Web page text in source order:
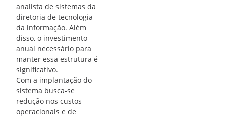
analista de sistemas da
diretoria de tecnologia
da informação. Além
disso, o investimento
anual necessário para
manter essa estrutura é
significativo.
Com a implantação do
sistema busca-se
redução nos custos
operacionais e de